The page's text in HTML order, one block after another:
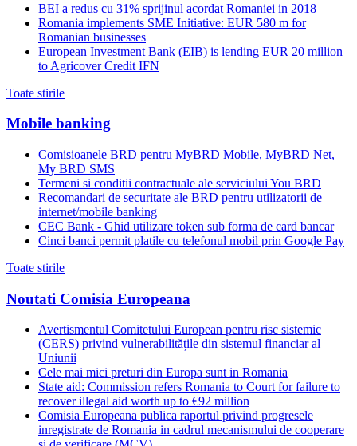
BEI a redus cu 31% sprijinul acordat Romaniei in 2018
Romania implements SME Initiative: EUR 580 m for
Romanian businesses
European Investment Bank (EIB) is lending EUR 20 million
to Agricover Credit IFN
Toate stirile
Mobile banking
Comisioanele BRD pentru MyBRD Mobile, MyBRD Net,
My BRD SMS
Termeni si conditii contractuale ale serviciului You BRD
Recomandari de securitate ale BRD pentru utilizatorii de
internet/mobile banking
CEC Bank - Ghid utilizare token sub forma de card bancar
Cinci banci permit platile cu telefonul mobil prin Google Pay
Toate stirile
Noutati Comisia Europeana
Avertismentul Comitetului European pentru risc sistemic
(CERS) privind vulnerabilitățile din sistemul financiar al
Uniunii
Cele mai mici preturi din Europa sunt in Romania
State aid: Commission refers Romania to Court for failure to
recover illegal aid worth up to €92 million
Comisia Europeana publica raportul privind progresele
inregistrate de Romania in cadrul mecanismului de cooperare